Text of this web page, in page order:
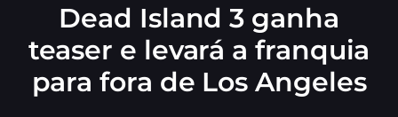
Dead Island 3 ganha
teaser e levará a franquia
para fora de Los Angeles